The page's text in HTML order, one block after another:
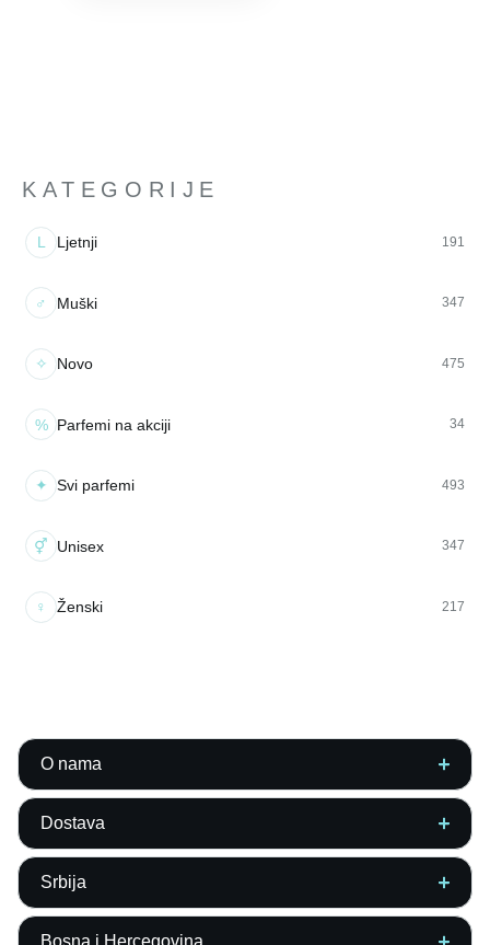
KATEGORIJE
L Ljetnji 191
♂ Muški 347
✧ Novo 475
% Parfemi na akciji 34
✦ Svi parfemi 493
⚥ Unisex 347
♀ Ženski 217
O nama
Dostava
Srbija
Bosna i Hercegovina